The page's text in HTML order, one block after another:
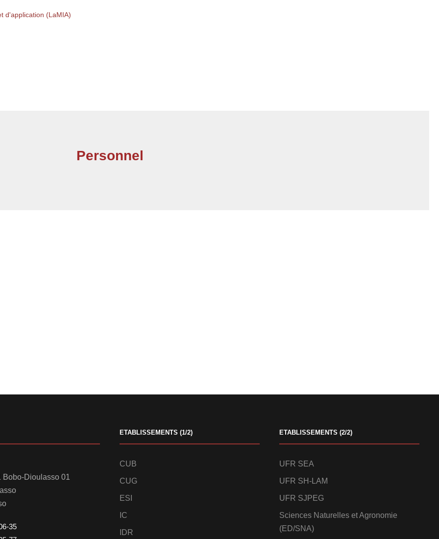
d'application (LaMIA)
Personnel
Bobo-Dioulasso 01
35
ETABLISSEMENTS (1/2)
CUB
CUG
ESI
IC
IDR
ETABLISSEMENTS (2/2)
UFR SEA
UFR SH-LAM
UFR SJPEG
Sciences Naturelles et Agronomie
(ED/SNA)